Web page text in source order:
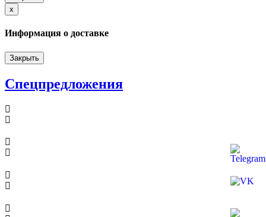
x
Close
Информация о доставке
Закрыть
Спецпредложения